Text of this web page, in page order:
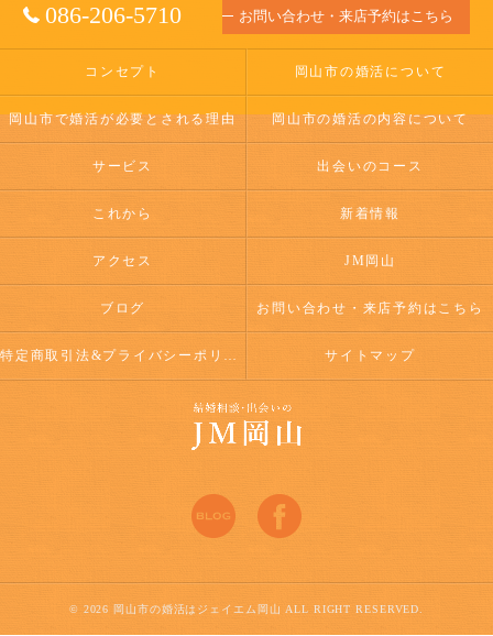
086-206-5710 お問い合わせ・来店予約はこちら
コンセプト 岡山市の婚活について
岡山市で婚活が必要とされる理由 岡山市の婚活の内容について
サービス 出会いのコース
これから 新着情報
アクセス JM岡山
ブログ お問い合わせ・来店予約はこちら
特定商取引法&プライバシーポリシー サイトマップ
© 2026 岡山市の婚活はジェイエム岡山 ALL RIGHT RESERVED.